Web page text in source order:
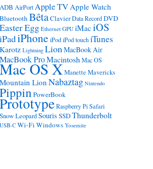
ADB AirPort Apple TVApple Watch
BluetoothBêtaClavier Data Record DVD
Easter Egg Ethernet GPU iMaciOS
iPadiPhone iPod iPod touch iTunes
Karotz Lightning LionMacBook Air
MacBook ProMacintosh Mac OS
Mac OS X Manette Mavericks
Mountain Lion Nabaztag Nintendo
PippinPowerBook
Prototype Raspberry Pi Safari
Snow LeopardSouris SSDThunderbolt
USB-C Wi-FiWindows Yosemite